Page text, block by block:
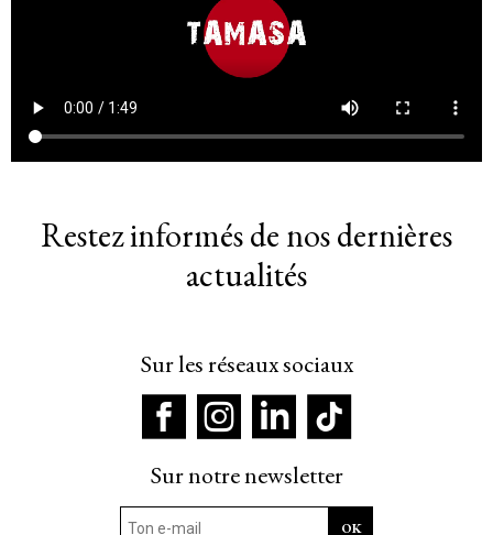
Restez informés de nos dernières
actualités
Sur les réseaux sociaux
Sur notre newsletter